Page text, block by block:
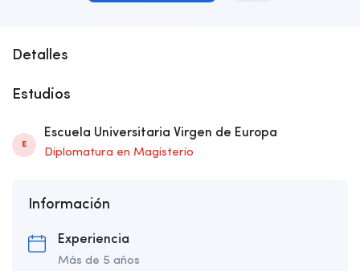
Detalles
Estudios
E
Escuela Universitaria Virgen de Europa
Diplomatura en Magisterio
Información
Experiencia
Más de 5 años